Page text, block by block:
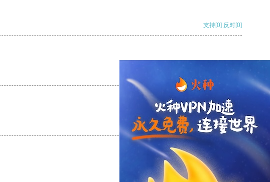
支持[0] 反对[0]
支持 [0] 反对[0]
支持[0] 反对